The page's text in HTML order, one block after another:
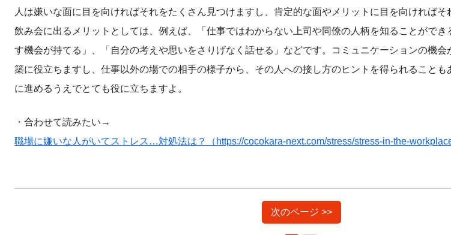
人は嫌いな面に目を向ければそれをたくさん見つけますし、肯定的な面やメリットに目を向ければそ
飲み会に出るメリットとしては、例えば、「仕事ではわからない上司や同僚の人柄を知ることがで
す機会が持てる」、「自分の考えや思いをさりげなく話せる」などです。コミュニケーションの機
築に役立ちますし、仕事以外の場での相手の様子から、その人への接し方のヒントを得られること
に進めるうえでとても役に立ちますよ。
・合わせて読みたい→
職場に嫌いな人がいてストレス…対処法は？（https://cocokara-next.com/stress/stress-in-the-
次のページ >>